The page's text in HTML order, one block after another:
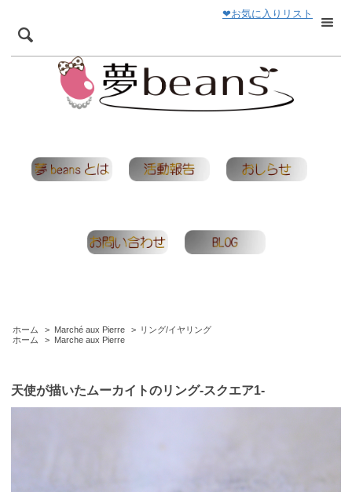
❤お気に入りリスト
ホーム > Marché aux Pierre > リング/イヤリング
ホーム
> Marche aux Pierre
天使が描いたムーカイトのリング-スクエア1-